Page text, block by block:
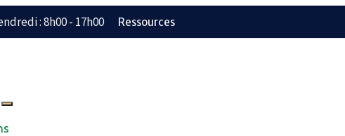
: 8h00 - 17h00 Ressources